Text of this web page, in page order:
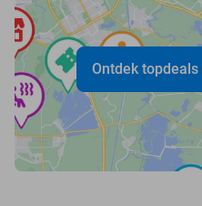
Ontdek